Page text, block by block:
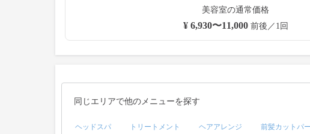
美容室の通常価格
¥ 6,930〜11,000前後／1回
同じエリアで他のメニューを探す
ヘッドスパ トリートメント ヘアアレンジ 前髪カットパ